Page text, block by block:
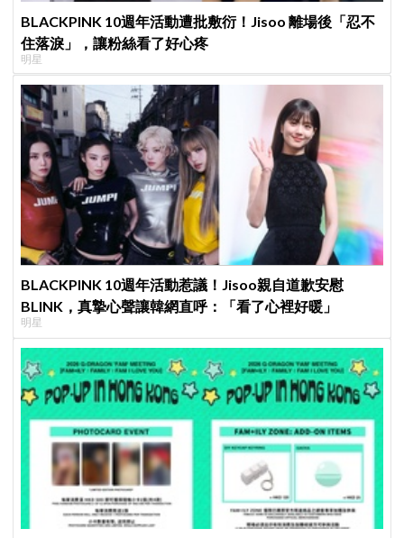
BLACKPINK 10週年活動遭批敷衍！Jisoo 離場後「忍不
住落淚」，讓粉絲看了好心疼
明星
BLACKPINK 10週年活動惹議！Jisoo親自道歉安慰
BLINK，真摯心聲讓韓網直呼：「看了心裡好暖」
明星